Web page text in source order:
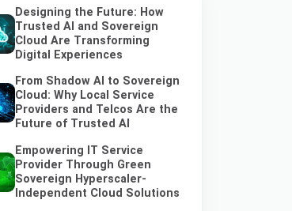
Designing the Future: How
Trusted AI and Sovereign
Cloud Are Transforming
Digital Experiences
From Shadow AI to Sovereign
Cloud: Why Local Service
Providers and Telcos Are the
Future of Trusted AI
Empowering IT Service
Provider Through Green
Sovereign Hyperscaler-
Independent Cloud Solutions